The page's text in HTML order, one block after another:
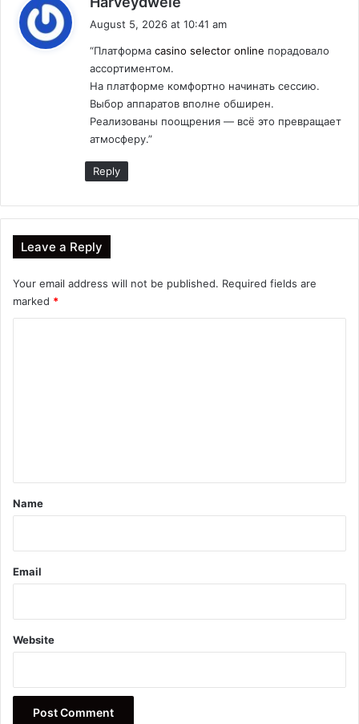
a
s
August 5, 2026 at 10:41 am
“Платформа casino selector online порадовало
ассортиментом.
На платформе комфортно начинать сессию.
Выбор аппаратов вполне обширен.
Реализованы поощрения — всё это превращает
атмосферу.”
Reply
Leave a Reply
Your email address will not be published. Required fields are
marked *
*
Name
Email
Website